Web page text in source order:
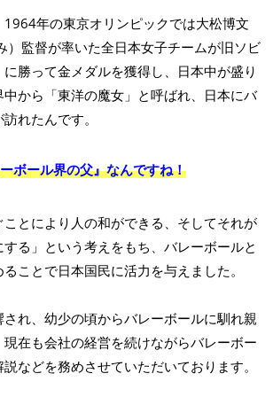
年の東京オリンピックでは大松博文
）監督が率いた全日本女子チームが旧ソビ
勝って金メダルを獲得し、日本中が盛り
から「東洋の魔女」と呼ばれ、日本にバ
れたんです。
ボール界の父』なんですね！
とにより人の和ができる、そしてそれが
る」という考えをもち、バレーボールと
ことで日本国民に活力を与えました。
れ、幼少の頃からバレーボールに馴れ親
現在も会社の経営を続けながらバレーボー
などを務めさせていただいております。